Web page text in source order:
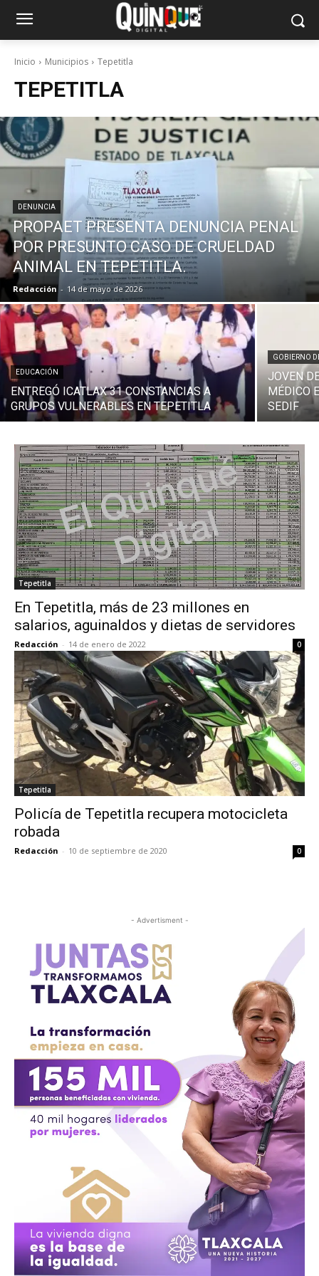
Inicio Municipios Tepetitla
TEPETITLA
DENUNCIA
PROPAET PRESENTA DENUNCIA PENAL
POR PRESUNTO CASO DE CRUELDAD
ANIMAL EN TEPETITLA.
Redacción - 14 de mayo de 2026
EDUCACIÓN
ENTREGÓ ICATLAX 31 CONSTANCIAS A
GRUPOS VULNERABLES EN TEPETITLA
GOBIERNO
JOVEN
MÉDICO
SEDIF
Tepetitla
En Tepetitla, más de 23 millones en
salarios, aguinaldos y dietas de servidores
Redacción - 14 de enero de 2022 0
Tepetitla
Policía de Tepetitla recupera motocicleta
robada
Redacción - 10 de septiembre de 2020 0
- Advertisment -